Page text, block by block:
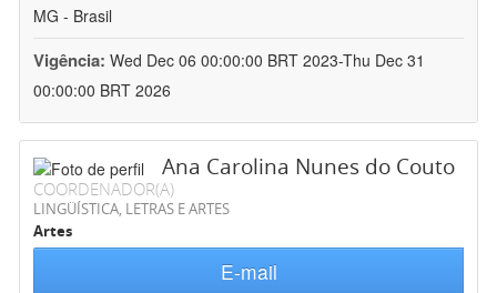
MG - Brasil
Vigência: Wed Dec 06 00:00:00 BRT 2023-Thu Dec 31
00:00:00 BRT 2026
Ana Carolina Nunes do Couto
COORDENADOR(A)
LINGÜÍSTICA, LETRAS E ARTES
Artes
E-mail